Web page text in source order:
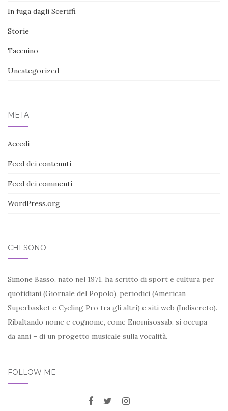
In fuga dagli Sceriffi
Storie
Taccuino
Uncategorized
META
Accedi
Feed dei contenuti
Feed dei commenti
WordPress.org
CHI SONO
Simone Basso, nato nel 1971, ha scritto di sport e cultura per
quotidiani (Giornale del Popolo), periodici (American
Superbasket e Cycling Pro tra gli altri) e siti web (Indiscreto).
Ribaltando nome e cognome, come Enomisossab, si occupa –
da anni – di un progetto musicale sulla vocalità.
FOLLOW ME